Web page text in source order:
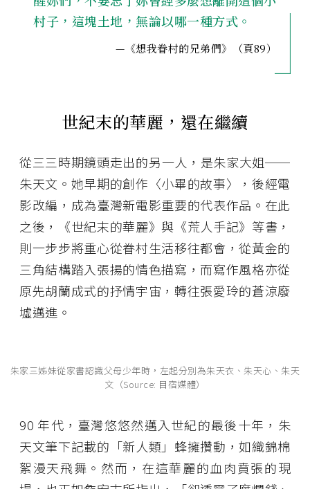
村子，這塊土地，無論以哪一種方式。
—《想我眷村的兄弟們》（頁89）
世紀末的華麗，還在繼續
從三三時期鏡頭走出的另一人，是朱家大姐──
朱天文。她早期的創作〈小畢的故事〉，後經電
影改編，成為臺灣新電影重要的代表作品。在此
之後，《世紀末的華麗》與《荒人手記》等書，
則一步步將重心從眷村生活移往都會，從黃金的
三角結構踏入張揚的情色描寫，而寫作風格亦從
原先胡蘭成式的抒情宇宙，轉往張愛玲的蒼涼廢
墟邁進。
朱家三姊妹從家書認識父母少年時，左起分別為朱天衣、朱天心、朱天
文（Source: 目宿媒體）
90 年代，臺灣悠悠然邁入世紀的最後十年，朱
天文筆下記載的「新人類」蜂擁攢動，如織錦棉
絮漫天飛舞。然而，在這華麗的血肉賁張的現